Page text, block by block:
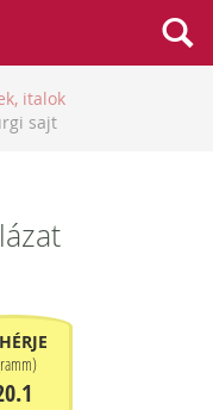
italok
sajt
)